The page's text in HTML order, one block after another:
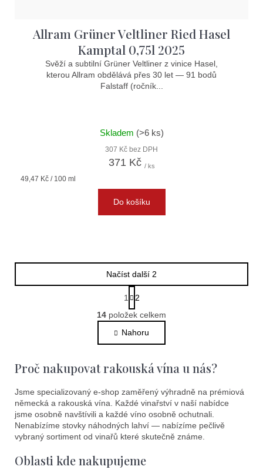
Allram Grüner Veltliner Ried Hasel
Kamptal 0,75l 2025
Svěží a subtilní Grüner Veltliner z vinice Hasel,
kterou Allram obdělává přes 30 let — 91 bodů
Falstaff (ročník...
Skladem (>6 ks)
307 Kč bez DPH
371 Kč / ks
Měrná
49,47 Kč / 100 ml
Do košíku
O
v
l
á
a
í
p
r
v
y
Načíst další 2
S
t
r
á
n
k
v
n
í
1
2
14 položek celkem
Nahoru
Proč nakupovat rakouská vína u nás?
Jsme specializovaný e-shop zaměřený výhradně na prémiová
německá a rakouská vína. Každé vinařství v naší nabídce
jsme osobně navštívili a každé víno osobně ochutnali.
Nenabízíme stovky náhodných lahví — nabízíme pečlivě
vybraný sortiment od vinařů které skutečně známe.
Oblasti kde nakupujeme